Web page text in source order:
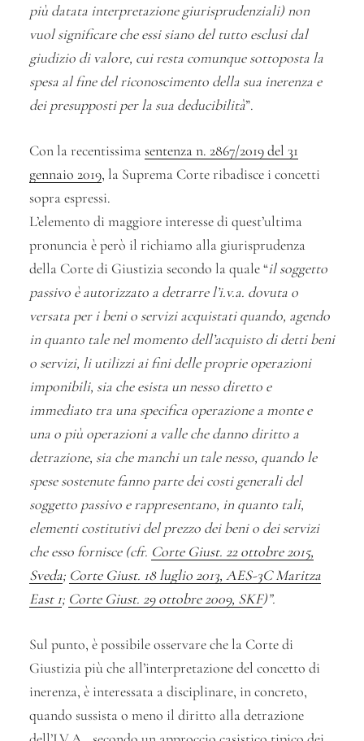
più datata interpretazione giurisprudenziali) non
vuol significare che essi siano del tutto esclusi dal
giudizio di valore, cui resta comunque sottoposta la
spesa al fine del riconoscimento della sua inerenza e
dei presupposti per la sua deducibilità”.
Con la recentissimasentenza n. 2867/2019 del 31
gennaio 2019, la Suprema Corte ribadisce i concetti
sopra espressi.
L’elemento di maggiore interesse di quest’ultima
pronuncia è però il richiamo alla giurisprudenza
della Corte di Giustizia secondo la quale “il soggetto
passivo è autorizzato a detrarre l’i.v.a. dovuta o
versata per i beni o servizi acquistati quando, agendo
in quanto tale nel momento dell’acquisto di detti beni
o servizi, li utilizzi ai fini delle proprie operazioni
imponibili, sia che esista un nesso diretto e
immediato tra una specifica operazione a monte e
una o più operazioni a valle che danno diritto a
detrazione, sia che manchi un tale nesso, quando le
spese sostenute fanno parte dei costi generali del
soggetto passivo e rappresentano, in quanto tali,
elementi costitutivi del prezzo dei beni o dei servizi
che esso fornisce (cfr. Corte Giust. 22 ottobre 2015,
Sveda; Corte Giust. 18 luglio 2013, AES-3C Maritza
East 1; Corte Giust. 29 ottobre 2009, SKF)”.
Sul punto, è possibile osservare che la Corte di
Giustizia più che all’interpretazione del concetto di
inerenza, è interessata a disciplinare, in concreto,
quando sussista o meno il diritto alla detrazione